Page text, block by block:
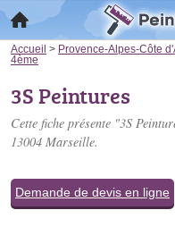
Accueil > Provence-Alpes-Côte
4ème
3S Peintures
Cette fiche présente "3S
13004 Marseille.
Demande de devis en ligne